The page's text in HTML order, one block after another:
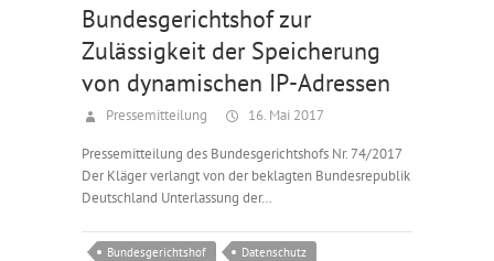
Bundesgerichtshof zur
Zulässigkeit der Speicherung
von dynamischen IP-Adressen
Pressemitteilung 16. Mai 2017
Pressemitteilung des Bundesgerichtshofs Nr. 74/2017
Der Kläger verlangt von der beklagten Bundesrepublik
Deutschland Unterlassung der…
Bundesgerichtshof
Datenschutz